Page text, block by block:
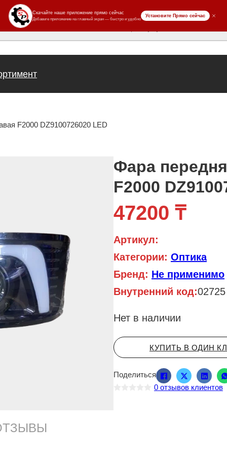
F2000 DZ9100726020 LED
Фара
F2000
47200 ₸
Артикул:
Категории: Оптика
Бренд: Не применимо
Внутренний код:02725
Нет в наличии
КУПИТЬ В ОДИН
Поделиться
0 отзывов клиентов